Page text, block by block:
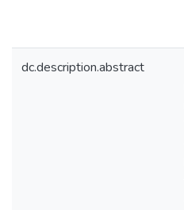
dc.description.abstract